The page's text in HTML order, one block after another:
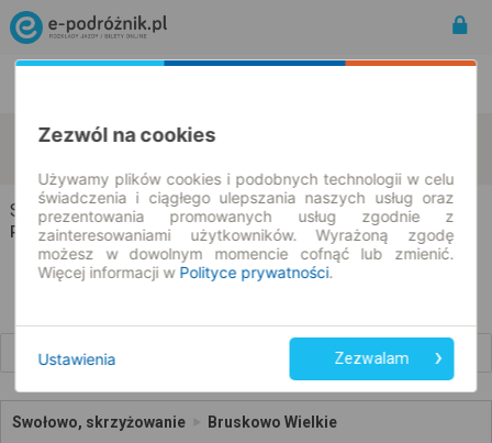
Swołowo
Bruskowo Wielkie
Swołowo → Bruskowo Wielkie
Rozkład jazdy i bilety
Swołowo, skrzyżowanie Bruskowo Wielkie
Zezwól na cookies
Używamy plików cookies i podobnych technologii w celu
świadczenia i ciągłego ulepszania naszych usług oraz
prezentowania promowanych usług zgodnie z
zainteresowaniami użytkowników. Wyrażoną zgodę
możesz w dowolnym momencie cofnąć lub zmienić.
Więcej informacji w Polityce prywatności.
Ustawienia Zezwalam